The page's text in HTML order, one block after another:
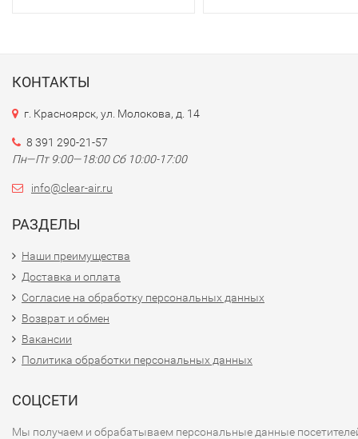
КОНТАКТЫ
г. Красноярск, ул. Молокова, д. 14
8 391 290-21-57
Пн—Пт 9:00—18:00 Сб 10:00-17:00
info@clear-air.ru
РАЗДЕЛЫ
Наши преимущества
Доставка и оплата
Согласие на обработку персональных данных
Возврат и обмен
Вакансии
Политика обработки персональных данных
СОЦСЕТИ
Мы получаем и обрабатываем персональные данные